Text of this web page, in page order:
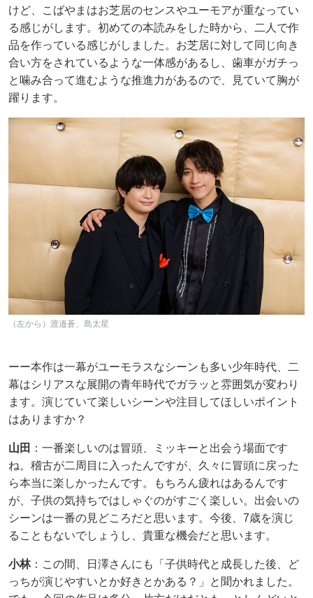
けど、こばやまはお芝居のセンスやユーモアが重なってい
る感じがします。初めての本読みをした時から、二人で作
品を作っている感じがしました。お芝居に対して同じ向き
合い方をされているような一体感があるし、歯車がガチっ
と噛み合って進むような推進力があるので、見ていて胸が
躍ります。
（左から）渡邉蒼、島太星
ーー本作は一幕がユーモラスなシーンも多い少年時代、二
幕はシリアスな展開の青年時代でガラッと雰囲気が変わり
ます。演じていて楽しいシーンや注目してほしいポイント
はありますか？
山田 ：一番楽しいのは冒頭、ミッキーと出会う場面です
ね。稽古が二周目に入ったんですが、久々に冒頭に戻った
ら本当に楽しかったんです。もちろん疲れはあるんです
が、子供の気持ちではしゃぐのがすごく楽しい。出会いの
シーンは一番の見どころだと思います。今後、7歳を演じ
ることもないでしょうし、貴重な機会だと思います。
小林：この間、日澤さんにも「子供時代と成長した後、ど
っちが演じやすいとか好きとかある？」と聞かれました。